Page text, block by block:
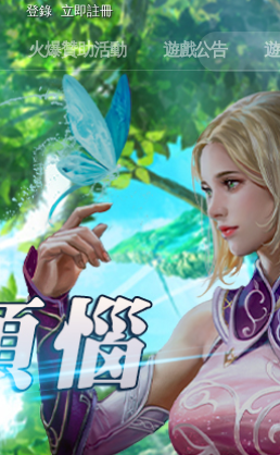
登錄 立即註冊
火爆贊助活動 遊戲公告